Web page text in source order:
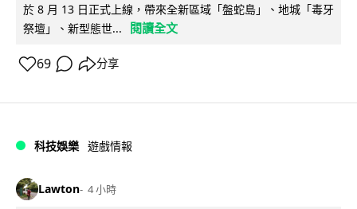
於 8 月 13 日正式上線，帶來全新區域「盤蛇島」、地城「毒牙
祭壇」、新型態世...
閱讀全文
69 分享
科技娛樂 遊戲情報
Lawton 4 小時